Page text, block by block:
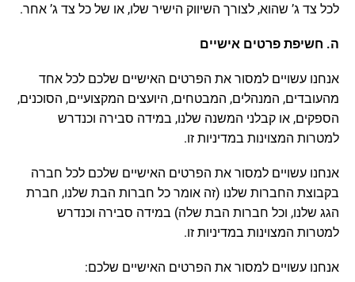
לכל צד ג’ שהוא, לצורך השיווק הישיר שלו, או של כל צד ג’ אחר.
ה. חשיפת פרטים אישיים
אנחנו עשויים למסור את הפרטים האישיים שלכם לכל אחד
מהעובדים, המנהלים, המבטחים, היועצים המקצועיים, הסוכנים,
הספקים, או קבלני המשנה שלנו, במידה סבירה וכנדרש
למטרות המצוינות במדיניות זו.
אנחנו עשויים למסור את הפרטים האישיים שלכם לכל חברה
בקבוצת החברות שלנו (זה אומר כל חברות הבת שלנו, חברת
הגג שלנו, וכל חברות הבת שלה) במידה סבירה וכנדרש
למטרות המצוינות במדיניות זו.
אנחנו עשויים למסור את הפרטים האישיים שלכם: